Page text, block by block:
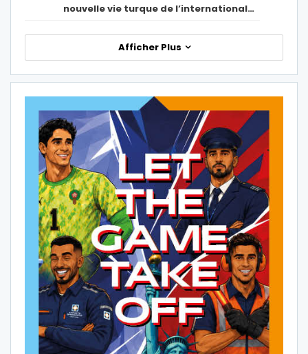
nouvelle vie turque de l’international…
Afficher Plus